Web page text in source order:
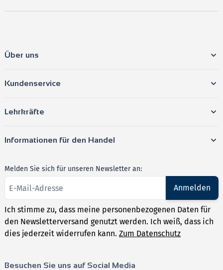
Über uns
Kundenservice
Lehrkräfte
Informationen für den Handel
Melden Sie sich für unseren Newsletter an:
Anmelden
Ich stimme zu, dass meine personenbezogenen Daten für
den Newsletterversand genutzt werden. Ich weiß, dass ich
dies jederzeit widerrufen kann. Zum Datenschutz
Besuchen Sie uns auf Social Media